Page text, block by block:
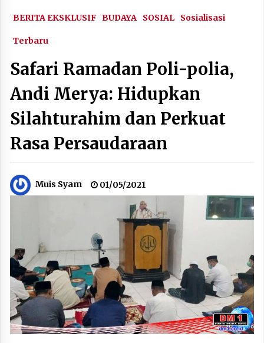
BERITA EKSKLUSIF BUDAYA SOSIAL Sosialisasi
Terbaru
Safari Ramadan Poli-polia,
Andi Merya: Hidupkan
Silahturahim dan Perkuat
Rasa Persaudaraan
Muis Syam 01/05/2021